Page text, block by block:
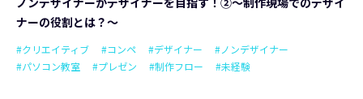
ナーの役割とは？～
#クリエイティブ #コンペ #デザイナー
#ノンデザイナー
#パソコン教室
#プレゼン #制作フロー #未経験